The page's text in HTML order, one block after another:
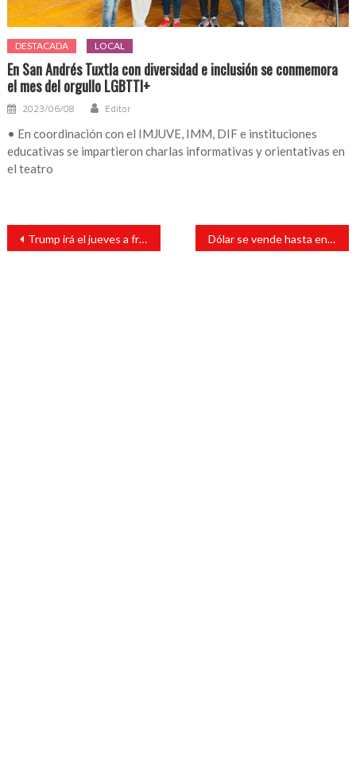
DESTACADA LOCAL
En San Andrés Tuxtla con diversidad e inclusión se conmemora
el mes del orgullo LGBTTI+
2023/06/08 Editor
• En coordinación con el IMJUVE, IMM, DIF e instituciones
educativas se impartieron charlas informativas y orientativas en
el teatro
Navegación
entradas
Trump irá el jueves a frontera con México Dólar se vende hasta en 19.72 pesos en bancos